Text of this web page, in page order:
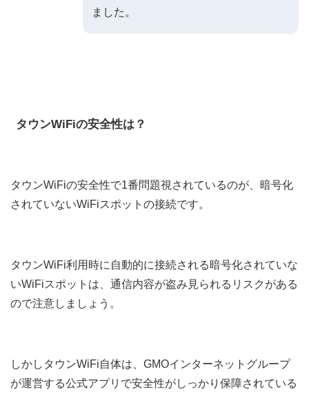
ました。
タウンWiFiの安全性は？
タウンWiFiの安全性で1番問題視されているのが、暗号化
されていないWiFiスポットの接続です。
タウンWiFi利用時に自動的に接続される暗号化されていな
いWiFiスポットは、通信内容が盗み見られるリスクがある
ので注意しましょう。
しかしタウンWiFi自体は、GMOインターネットグループ
が運営する公式アプリで安全性がしっかり保障されている